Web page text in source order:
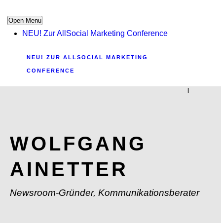
Open Menu
NEU! Zur AllSocial Marketing Conference
NEU! ZUR ALLSOCIAL MARKETING
CONFERENCE
|
WOLFGANG
AINETTER
Newsroom-Gründer, Kommunikationsberater